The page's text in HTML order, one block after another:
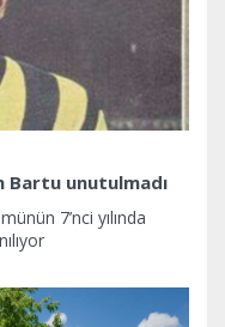
Bartu unutulmadı
7’nci yılında